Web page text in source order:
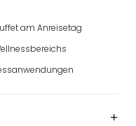
am Anreisetag